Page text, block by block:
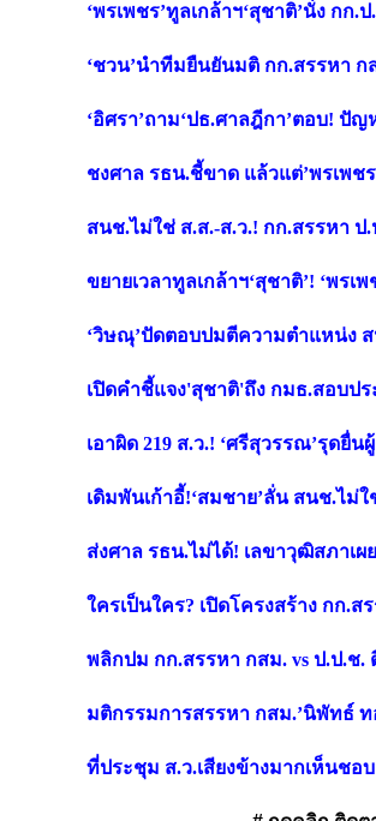
‘พรเพชร’ทูลเกล้าฯ‘สุชาติ’นั่ง ก
‘ชวน’นำทีมยืนยันมติ กก.สรรหา
‘อิศรา’ถาม‘ปธ.ศาลฎีกา’ตอบ! ปั
ชงศาล รธน.ชี้ขาด แล้วแต่’พรเพช
สนช.ไม่ใช่ ส.ส.-ส.ว.! กก.สรรหา
ขยายเวลาทูลเกล้าฯ‘สุชาติ’! ‘พ
‘วิษณุ’ปัดตอบปมตีความตำแหน่ง
เปิดคำชี้แจง'สุชาติ'ถึง กมธ.สอบป
เอาผิด 219 ส.ว.! ‘ศรีสุวรรณ’รุด
เดิมพันเก้าอี้!‘สมชาย’ลั่น สนช.ไม่
ส่งศาล รธน.ไม่ได้! เลขาวุฒิสภาเ
ใครเป็นใคร? เปิดโครงสร้าง กก.
พลิกปม กก.สรรหา กสม. vs ป.ป.ช.
มติกรรมการสรรหา กสม.’นิพัทธ์
ที่ประชุม ส.ว.เสียงข้างมากเห็นชอ